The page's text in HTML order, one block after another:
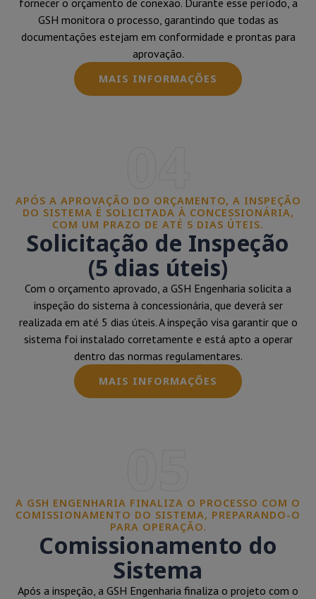
fornecer o orçamento de conexão. Durante esse período, a
GSH monitora o processo, garantindo que todas as
documentações estejam em conformidade e prontas para
aprovação.
MAIS INFORMAÇÕES
APÓS A APROVAÇÃO DO ORÇAMENTO, A INSPEÇÃO
DO SISTEMA É SOLICITADA À CONCESSIONÁRIA,
COM UM PRAZO DE ATÉ 5 DIAS ÚTEIS.
Solicitação de Inspeção
(5 dias úteis)
Com o orçamento aprovado, a GSH Engenharia solicita a
inspeção do sistema à concessionária, que deverá ser
realizada em até 5 dias úteis. A inspeção visa garantir que o
sistema foi instalado corretamente e está apto a operar
dentro das normas regulamentares.
MAIS INFORMAÇÕES
A GSH ENGENHARIA FINALIZA O PROCESSO COM O
COMISSIONAMENTO DO SISTEMA, PREPARANDO-O
PARA OPERAÇÃO.
Comissionamento do
Sistema
Após a inspeção, a GSH Engenharia finaliza o projeto com o